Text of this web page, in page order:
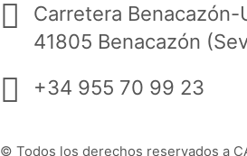
Carretera Benacazón-
41805 Benacazón
+34 955 70 99 23
© Todos los derechos reservados a